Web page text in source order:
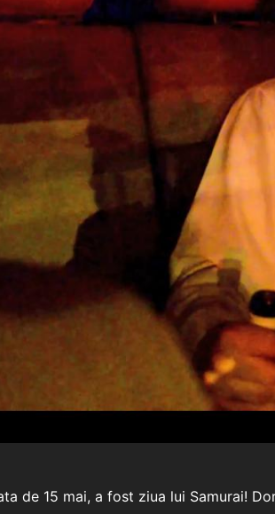
de 15 mai, a fost ziua lui Samurai!